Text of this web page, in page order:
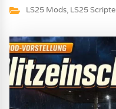
LS25 Mods, LS25 Scripte